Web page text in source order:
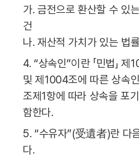
가. 금전으로 환산할 수 있
건
나. 재산적 가치가 있는 법
4. “상속인”이란 「민법」
및 제1004조에 따른 상속
조제1항에 따라 상속을 포
함한다.
5. “수유자”(受遺者)란 다
다.